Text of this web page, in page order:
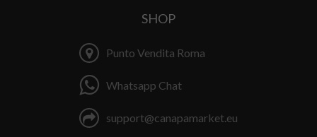
SHOP
Punto Vendita Roma
Whatsapp Chat
support@canapamarket.eu